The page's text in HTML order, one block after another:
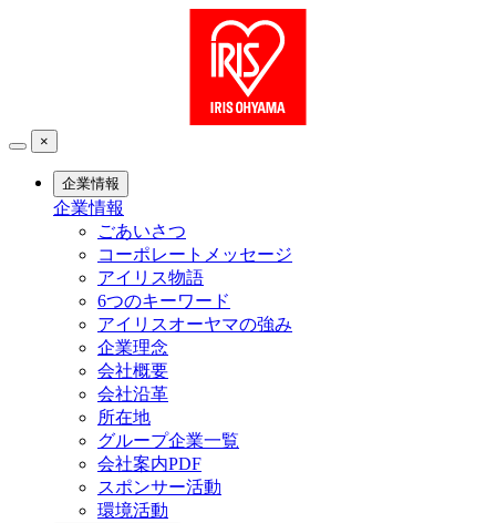
×
企業情報
企業情報
ごあいさつ
コーポレートメッセージ
アイリス物語
6つのキーワード
アイリスオーヤマの強み
企業理念
会社概要
会社沿革
所在地
グループ企業一覧
会社案内PDF
スポンサー活動
環境活動